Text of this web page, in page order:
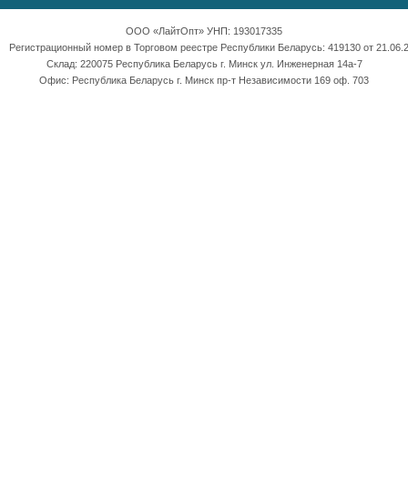
ООО «ЛайтОпт» УНП: 193017335
Регистрационный номер в Торговом реестре Республики Беларусь: 419130 от
Склад: 220075 Республика Беларусь г. Минск ул. Инженерная 14а-7
Офис: Республика Беларусь г. Минск пр-т Независимости 169 оф. 703